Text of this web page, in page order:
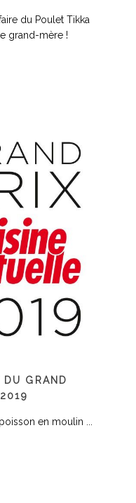
du Poulet Tikka
grand-mère !
DU GRAND
en moulin ...